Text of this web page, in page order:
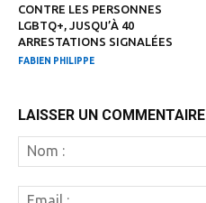
CONTRE LES PERSONNES
LGBTQ+, JUSQU’À 40
ARRESTATIONS SIGNALÉES
FABIEN PHILIPPE
LAISSER UN COMMENTAIRE